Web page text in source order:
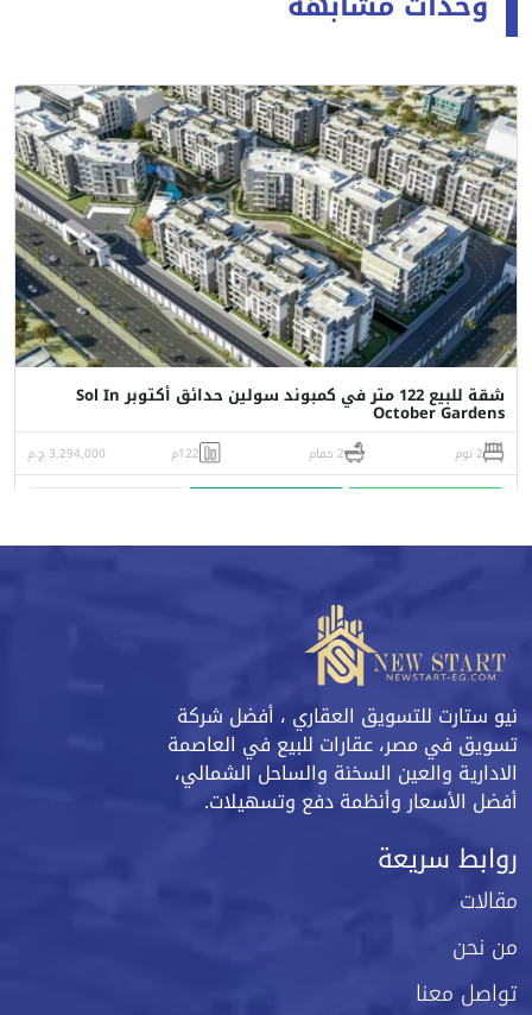
شقة للبيع 122 متر في كمبوند سولين حدائق أكتوبر Sol In
October Gardens
2 نوم 2 حمام 122م 3,294,000 ج.م
نيو ستارت للتسويق العقاري ، أفضل شركة
تسويق في مصر، عقارات للبيع في العاصمة
الادارية والعين السخنة والساحل الشمالي،
أفضل الأسعار وأنظمة دفع وتسهيلات.
روابط سريعة
مقالات
من نحن
تواصل معنا